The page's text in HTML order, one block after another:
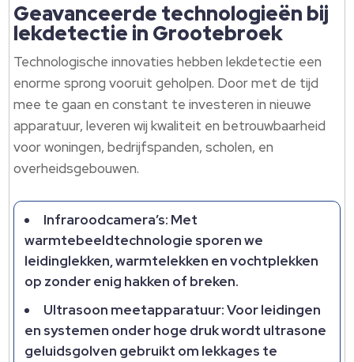
Geavanceerde technologieën bij
lekdetectie in Grootebroek
Technologische innovaties hebben lekdetectie een
enorme sprong vooruit geholpen.​ Door met de tijd
mee te gaan en constant te investeren in nieuwe
apparatuur, leveren wij kwaliteit en betrouwbaarheid
voor woningen, bedrijfspanden, scholen, en
overheidsgebouwen.​
Infraroodcamera’s: Met
warmtebeeldtechnologie sporen we
leidinglekken, warmtelekken en vochtplekken
op zonder enig hakken of breken.​
Ultrasoon meetapparatuur: Voor leidingen
en systemen onder hoge druk wordt ultrasone
geluidsgolven gebruikt om lekkages te